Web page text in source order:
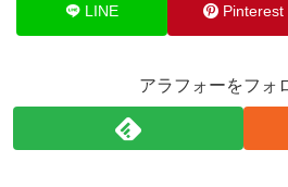
LINE Pinterest
アラフォーをフォ